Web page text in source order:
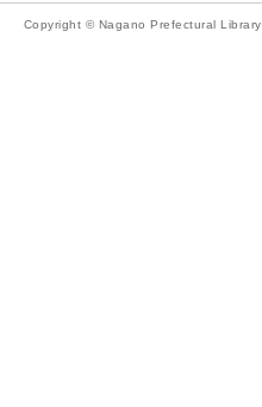
Copyright © Nagano Prefectural Library